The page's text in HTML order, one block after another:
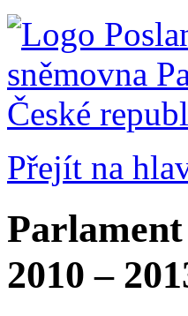
Přejít na
Parlament
2010 –